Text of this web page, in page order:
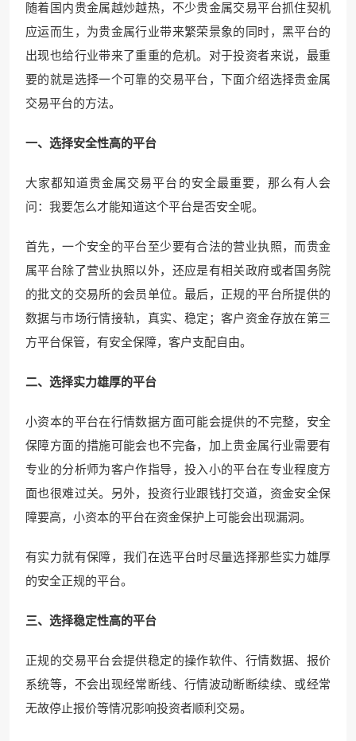
随着国内贵金属越炒越热，不少贵金属交易平台抓住契机
应运而生，为贵金属行业带来繁荣景象的同时，黑平台的
出现也给行业带来了重重的危机。对于投资者来说，最重
要的就是选择一个可靠的交易平台，下面介绍选择贵金属
交易平台的方法。
一、选择安全性高的平台
大家都知道贵金属交易平台的安全最重要，那么有人会
问：我要怎么才能知道这个平台是否安全呢。
首先，一个安全的平台至少要有合法的营业执照，而贵金
属平台除了营业执照以外，还应是有相关政府或者国务院
的批文的交易所的会员单位。最后，正规的平台所提供的
数据与市场行情接轨，真实、稳定；客户资金存放在第三
方平台保管，有安全保障，客户支配自由。
二、选择实力雄厚的平台
小资本的平台在行情数据方面可能会提供的不完整，安全
保障方面的措施可能会也不完备，加上贵金属行业需要有
专业的分析师为客户作指导，投入小的平台在专业程度方
面也很难过关。另外，投资行业跟钱打交道，资金安全保
障要高，小资本的平台在资金保护上可能会出现漏洞。
有实力就有保障，我们在选平台时尽量选择那些实力雄厚
的安全正规的平台。
三、选择稳定性高的平台
正规的交易平台会提供稳定的操作软件、行情数据、报价
系统等，不会出现经常断线、行情波动断断续续、或经常
无故停止报价等情况影响投资者顺利交易。